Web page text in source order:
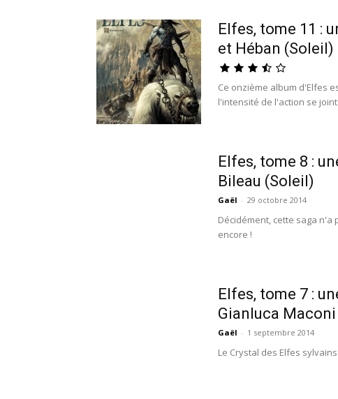
Elfes, tome 11 :
et Héban (Soleil)
Ce onzième album d'Elfes
l'intensité de l'action se
Elfes, tome 8 :
Bileau (Soleil)
Gaël - 29 octobre 2014
Décidément, cette saga
encore !
Elfes, tome 7 :
Gianluca
Gaël - 1 septembre 2014
Le Crystal des Elfes